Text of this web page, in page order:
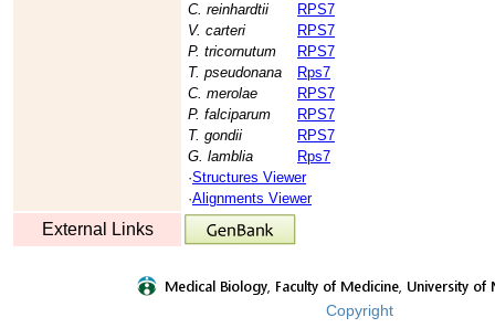
C. reinhardtii
RPS7
V. carteri
RPS7
P. tricornutum
RPS7
T. pseudonana
Rps7
C. merolae
RPS7
P. falciparum
RPS7
T. gondii
RPS7
G. lamblia
Rps7
·Structures Viewer
·Alignments Viewer
External Links
Copyright